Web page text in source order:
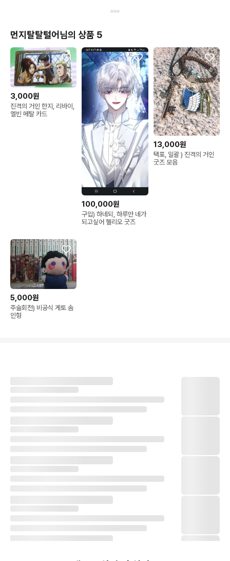
먼지탈탈털어님의 상품 5
3,000원
진격의 거인 한지, 리바이,
엘빈 메탈 카드
100,000원
구입) 하네되, 하루만 네가
되고싶어 헬리오 굿즈
13,000원
택포, 일괄 ) 진격의 거인
굿즈 모음
5,000원
주술회전) 비공식 게토 솜
인형